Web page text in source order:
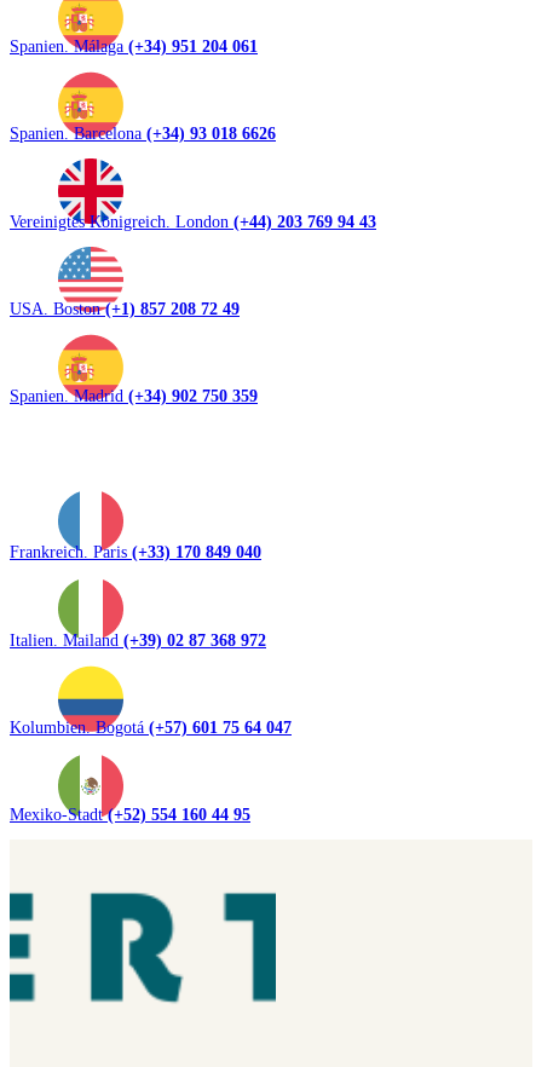
Spanien. Málaga (+34) 951 204 061
Spanien. Barcelona (+34) 93 018 6626
Vereinigtes Königreich. London (+44) 203 769 94 43
USA. Boston(+1) 857 208 72 49
Spanien. Madrid (+34) 902 750 359
Frankreich. Paris (+33) 170 849 040
Italien. Mailand (+39) 02 87 368 972
Kolumbien. Bogotá (+57) 601 75 64 047
Mexiko-Stadt(+52) 554 160 44 95